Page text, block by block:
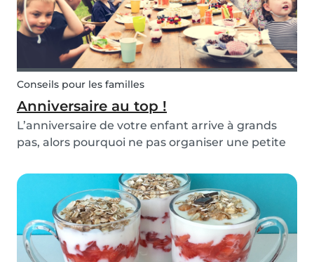
Conseils pour les familles
Anniversaire au top !
L’anniversaire de votre enfant arrive à grands
pas, alors pourquoi ne pas organiser une petite
aux premier abord, cela peut sembler être un
vrai casse-tête, en suivant ces différentes...